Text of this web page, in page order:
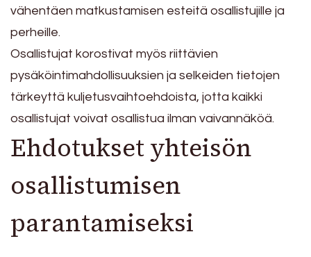
vähentäen matkustamisen esteitä osallistujille ja
perheille.
Osallistujat korostivat myös riittävien
pysäköintimahdollisuuksien ja selkeiden tietojen
tärkeyttä kuljetusvaihtoehdoista, jotta kaikki
osallistujat voivat osallistua ilman vaivannäköä.
Ehdotukset yhteisön
osallistumisen
parantamiseksi